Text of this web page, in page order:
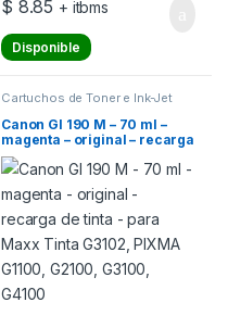
$ 8.85 + itbms
Disponible
Cartuchos de Toner e Ink-Jet
Canon GI 190 M – 70 ml –
magenta – original – recarga
de tinta – para Maxx Tinta
G3102, PIXMA G1100,
G2100, G3100, G4100